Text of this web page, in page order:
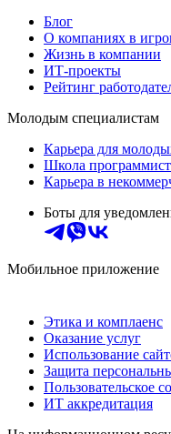
Блог
О компаниях в
Жизнь в компании
ИТ-проекты
Рейтинг
Молодым специалистам
Карьера для
Школа
Карьера в
Боты для
Мобильное приложение
Этика и комплаенс
Оказание услуг
Использование
Защита
Пользовательское
ИТ аккредитация